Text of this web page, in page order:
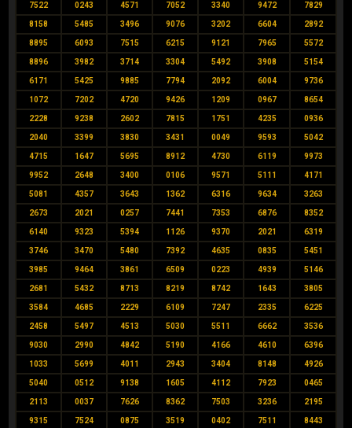
7522 0243 4571 7052 3340 9472 7829
8158 5485 3496 9076 3202 6604 2892
8895 6093 7515 6215 9121 7965 5572
8896 3982 3714 3304 5492 3908 5154
6171 5425 9885 7794 2092 6004 9736
1072 7202 4720 9426 1209 0967 8654
2228 9238 2602 7815 1751 4235 0936
2040 3399 3830 3431 0049 9593 5042
4715 1647 5695 8912 4730 6119 9973
9952 2648 3400 0106 9571 5111 4171
5081 4357 3643 1362 6316 9634 3263
2673 2021 0257 7441 7353 6876 8352
6140 9323 5394 1126 9370 2021 6319
3746 3470 5480 7392 4635 0835 5451
3985 9464 3861 6509 0223 4939 5146
2681 5432 8713 8219 8742 1643 3805
3584 4685 2229 6109 7247 2335 6225
2458 5497 4513 5030 5511 6662 3536
9030 2990 4842 5190 4166 4610 6396
1033 5699 4011 2943 3404 8148 4926
5040 0512 9138 1605 4112 7923 0465
2113 0037 7626 8362 7503 3236 2195
9315 7524 0875 3519 0402 7511 8443